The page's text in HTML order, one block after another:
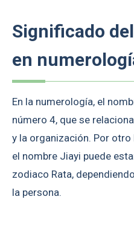
Significado
en
En la numerología, el
número 4, que se
y la organización. Por
el nombre Jiayi puede
zodiaco Rata,
la persona.